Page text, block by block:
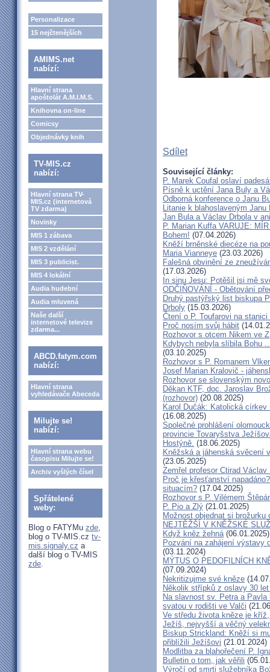
Personalizace
15 nejčtenějších
AMIMS.net
nabízí:
Hlavní strana
apoštolát A.M.I.M.S.
Knihovna on-line
Comicsy
Objednávky knih
TV-MIS.cz
nabízí:
Hlavní strana TV-
MIS.cz (internetová
TV zdarma)
Novinky
MIS 1 zábava
MIS 2 vzdělání
MIS 3 publicist.
MIS 4 lokální
Audia hudební
Audia mluvená
Naše další
internetové televize
zdarma...
ABCD.fatym.com
nabízí:
Hlavní strana
vyhledávače Abeceda
Milujte se!
nabízí:
Hlavní strana webu
časopisu Milujte se!
Archiv vyšlých čísel
Spřátelené
weby:
Blog o FATYMu zde,
blog o TV-MIS.cz tv-
mis.signaly.cz a
další blog o TV-MIS
zde.
Sdílet
Související články:
P. Marek Coufal oslaví
Písně k uctění Jana Buly a
Odborná konference o Janu
Litanie k blahoslaveným
Jan Bula a Václav Drbola v
P. Marian Kuffa VARUJE:
Bohem! (07.04.2026)
Kněží brněnské diecéze na
Maria Vianneye (23.03.2026)
Falešná obvinění ze
(17.03.2026)
In sinu Jesu: Potěšil jsi mě
ODČIŇOVÁNÍ - Obětování
Druhý pastýřský list biskupa
Drboly (15.03.2026)
Čtení o P. Toufarovi na stanici
Proč nosím svůj hábit
Rozhovor s otcem Nikem ve
Kdybych nebyla slíbila Bohu
(03.10.2025)
Rozhovor s P. Romanem
Josef Marian Kralovič -
Rozhovor se slovenským
Děkan KTF, doc. Jaroslav
(rozhovor) (20.08.2025)
Karol Dučák: Katolická
(16.08.2025)
Společné prohlášení
provincie Tovaryšstva
Hostýně. (18.06.2025)
Kněžská a jáhenská svěcení
(23.05.2025)
Zemřel profesor Ctirad
Proč je křesťanství
situacím? (17.04.2025)
Rozhovor s P. Vilémem
P. Pio a Zlý (21.01.2025)
Možnost objednat si
NEJTĚŽŠÍ V KNĚŽSKÉ
Když kněz žehná(06.01.2025)
Pozvání na zahájení výstavy
(03.11.2024)
MÝTUS O PEDOFILNÍCH
(07.09.2024)
Nekritizujme své kněze
Několik střípků z oslavy 30
Na slavnost sv. Petra a
svatou v rodišti ve Valči
Ve středu života kněze je
Ježíš, nejvyšší a věčný
Biskup Strickland: Kněží si
přiblížili Ježíšovi (21.01.2024)
Modlitba za blahořečení P.
Bulletin o tom, jak věřili
Výročí od smrti služebníka